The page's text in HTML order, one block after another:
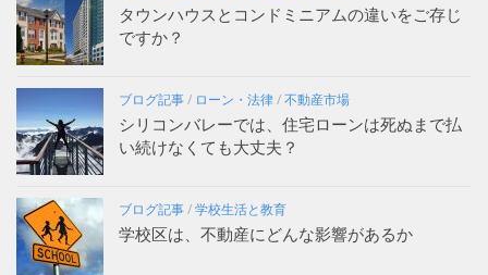
タウンハウスとコンドミニアムの違いをご存じ
ですか？
ブログ記事/ ローン・法律/不動産市場
シリコンバレーでは、住宅ローンは死ぬまで払
い続けなくても大丈夫？
ブログ記事/学校生活と教育
学校区は、不動産にどんな影響があるか